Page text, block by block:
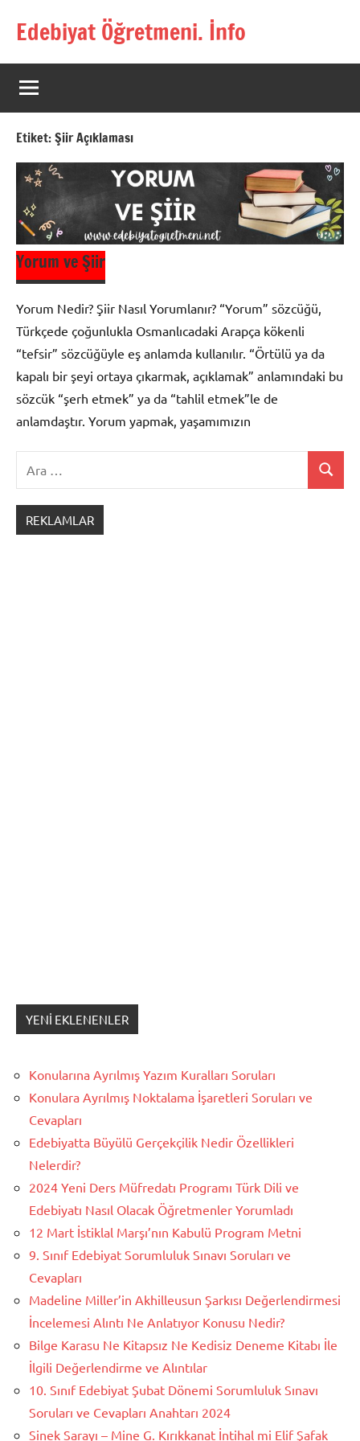
Edebiyat Öğretmeni. İnfo
Türkçe,
Türk
Dili
ve
Öğretmenlerinin
Sitesi
Etiket:Şiir Açıklaması
Yorum ve Şiir
Yorum Nedir? Şiir Nasıl Yorumlanır? “Yorum” sözcüğü,
Türkçede çoğunlukla Osmanlıcadaki Arapça kökenli
“tefsir” sözcüğüyle eş anlamda kullanılır. “Örtülü ya da
kapalı bir şeyi ortaya çıkarmak, açıklamak” anlamındaki bu
sözcük “şerh etmek” ya da “tahlil etmek”le de
anlamdaştır. Yorum yapmak, yaşamımızın
Ara
REKLAMLAR
YENI EKLENENLER
Konularına Ayrılmış Yazım Kuralları Soruları
Konulara Ayrılmış Noktalama İşaretleri Soruları ve
Cevapları
Edebiyatta Büyülü Gerçekçilik Nedir Özellikleri
Nelerdir?
2024 Yeni Ders Müfredatı Programı Türk Dili ve
Edebiyatı Nasıl Olacak Öğretmenler Yorumladı
12 Mart İstiklal Marşı’nın Kabulü Program Metni
9. Sınıf Edebiyat Sorumluluk Sınavı Soruları ve
Cevapları
Madeline Miller’in Akhilleusun Şarkısı Değerlendirmesi
İncelemesi Alıntı Ne Anlatıyor Konusu Nedir?
Bilge Karasu Ne Kitapsız Ne Kedisiz Deneme Kitabı İle
İlgili Değerlendirme ve Alıntılar
10. Sınıf Edebiyat Şubat Dönemi Sorumluluk Sınavı
Soruları ve Cevapları Anahtarı 2024
Sinek Sarayı – Mine G. Kırıkkanat İntihal mi Elif Şafak